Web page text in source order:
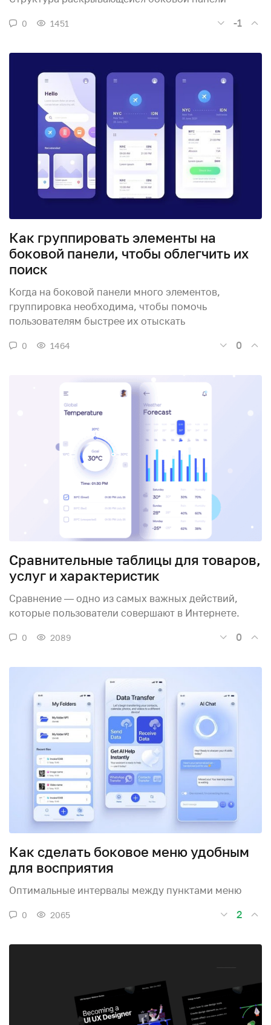
0 1451 -1
Как группировать элементы на
боковой панели, чтобы облегчить их
поиск
Когда на боковой панели много элементов,
группировка необходима, чтобы помочь
пользователям быстрее их отыскать
0 1464 0
Сравнительные таблицы для товаров,
услуг и характеристик
Сравнение — одно из самых важных действий,
которые пользователи совершают в Интернете.
0 2089 0
Как сделать боковое меню удобным
для восприятия
Оптимальные интервалы между пунктами меню
0 2065 2